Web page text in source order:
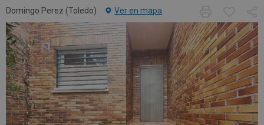
Domingo Perez (Toledo) Ver en mapa